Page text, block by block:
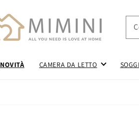
NOVITÀ CAMERA DA LETTO